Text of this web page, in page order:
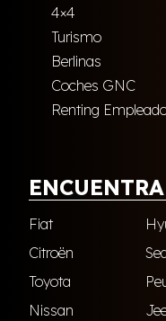
4×4
Turismo
Berlinas
Coches GNC
Renting
Fiat
Citroën
Toyota
Nissan